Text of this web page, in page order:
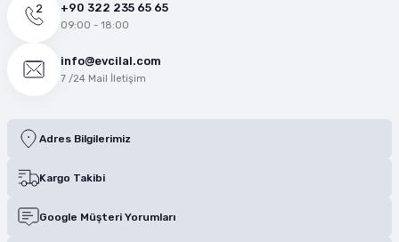
+90 322 235 65 65
09:00 - 18:00
info@evcilal.com
7 /24 Mail İletişim
Adres Bilgilerimiz
Kargo Takibi
Google Müşteri Yorumları